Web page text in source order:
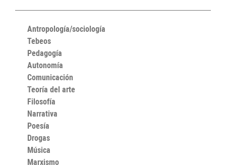
Antropología/sociología
Tebeos
Pedagogía
Autonomía
Comunicación
Teoría del arte
Filosofía
Narrativa
Poesía
Drogas
Música
Marxismo